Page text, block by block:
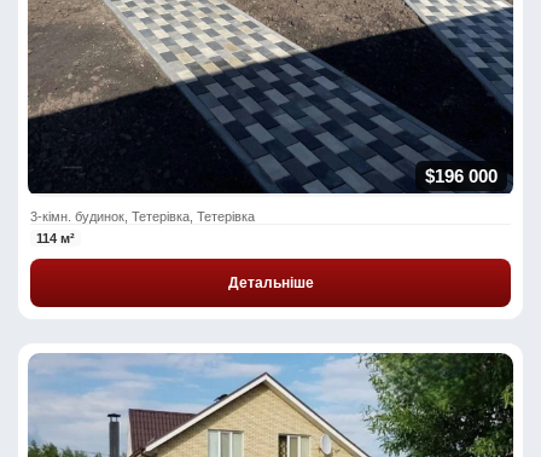
$196 000
3-кімн. будинок, Тетерівка, Тетерівка
114 м²
Детальніше